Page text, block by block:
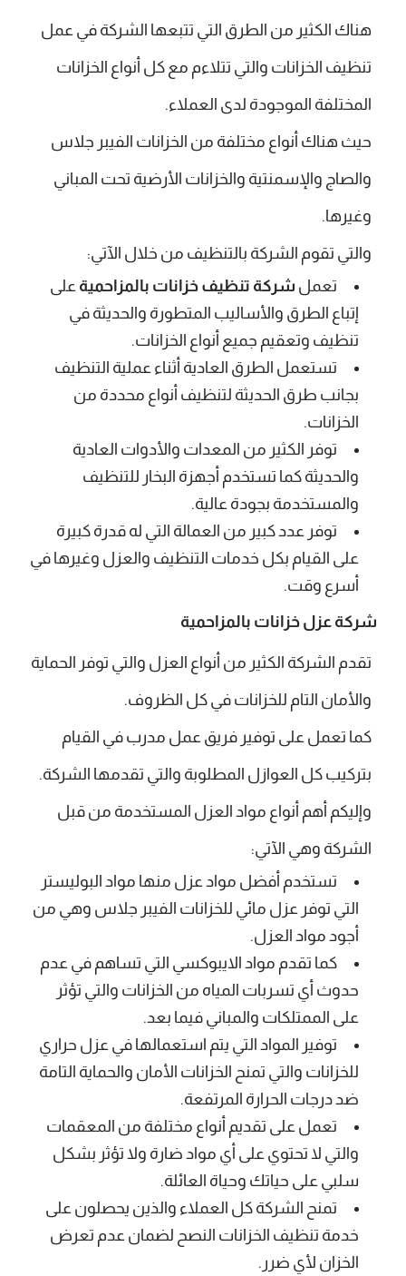
هناك الكثير من الطرق التي تتبعها الشركة في عمل
تنظيف الخزانات والتي تتلاءم مع كل أنواع الخزانات
المختلفة الموجودة لدى العملاء.
حيث هناك أنواع مختلفة من الخزانات الفيبر جلاس
والصاج والإسمنتية والخزانات الأرضية تحت المباني
وغيرها.
والتي تقوم الشركة بالتنظيف من خلال الآتي:
تعمل شركة تنظيف خزانات بالمزاحمية على
إتباع الطرق والأساليب المتطورة والحديثة في
تنظيف وتعقيم جميع أنواع الخزانات.
تستعمل الطرق العادية أثناء عملية التنظيف
بجانب طرق الحديثة لتنظيف أنواع محددة من
الخزانات.
توفر الكثير من المعدات والأدوات العادية
والحديثة كما تستخدم أجهزة البخار للتنظيف
والمستخدمة بجودة عالية.
توفر عدد كبير من العمالة التي له قدرة كبيرة
على القيام بكل خدمات التنظيف والعزل وغيرها في
أسرع وقت.
شركة عزل خزانات بالمزاحمية
تقدم الشركة الكثير من أنواع العزل والتي توفر الحماية
والأمان التام للخزانات في كل الظروف.
كما تعمل على توفير فريق عمل مدرب في القيام
بتركيب كل العوازل المطلوبة والتي تقدمها الشركة.
وإليكم أهم أنواع مواد العزل المستخدمة من قبل
الشركة وهي الآتي:
تستخدم أفضل مواد عزل منها مواد البوليستر
التي توفر عزل مائي للخزانات الفيبر جلاس وهي من
أجود مواد العزل.
كما تقدم مواد الايبوكسي التي تساهم في عدم
حدوث أي تسربات المياه من الخزانات والتي تؤثر
على الممتلكات والمباني فيما بعد.
توفير المواد التي يتم استعمالها في عزل حراري
للخزانات والتي تمنح الخزانات الأمان والحماية التامة
ضد درجات الحرارة المرتفعة.
تعمل على تقديم أنواع مختلفة من المعقمات
والتي لا تحتوي على أي مواد ضارة ولا تؤثر بشكل
سلبي على حياتك وحياة العائلة.
تمنح الشركة كل العملاء والذين يحصلون على
خدمة تنظيف الخزانات النصح لضمان عدم تعرض
الخزان لأي ضرر.